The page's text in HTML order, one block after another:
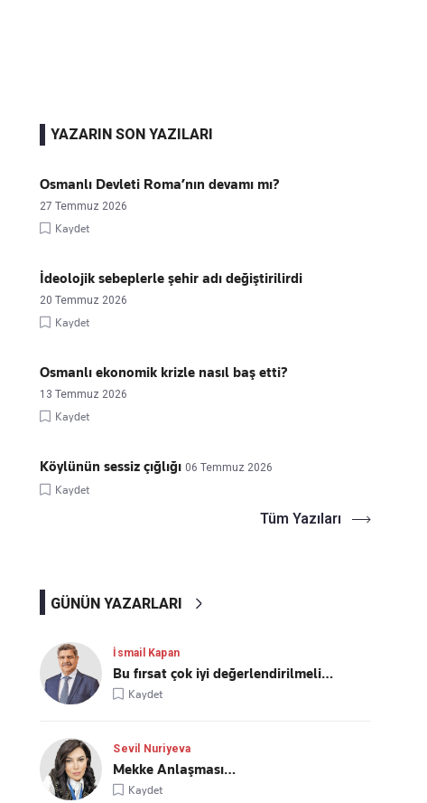
YAZARIN SON YAZILARI
Osmanlı Devleti Roma’nın devamı mı?
27 Temmuz 2026
Kaydet
İdeolojik sebeplerle şehir adı değiştirilirdi
20 Temmuz 2026
Kaydet
Osmanlı ekonomik krizle nasıl baş etti?
13 Temmuz 2026
Kaydet
Köylünün sessiz çığlığı 06 Temmuz 2026
Kaydet
Tüm Yazıları
GÜNÜN YAZARLARI
İsmail Kapan
Bu fırsat çok iyi değerlendirilmeli…
Kaydet
Sevil Nuriyeva
Mekke Anlaşması…
Kaydet